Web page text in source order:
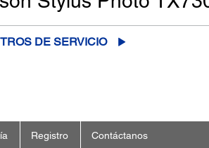
DE SERVICIO
Registro Contáctanos